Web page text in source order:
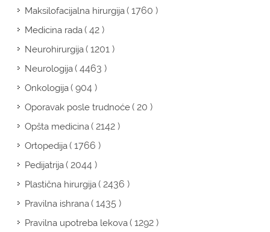
Maksilofacijalna hirurgija( 1760 )
Medicina rada( 42 )
Neurohirurgija( 1201 )
Neurologija( 4463 )
Onkologija( 904 )
Oporavak posle trudnoće( 20 )
Opšta medicina( 2142 )
Ortopedija( 1766 )
Pedijatrija( 2044 )
Plastična hirurgija( 2436 )
Pravilna ishrana( 1435 )
Pravilna upotreba lekova( 1292 )